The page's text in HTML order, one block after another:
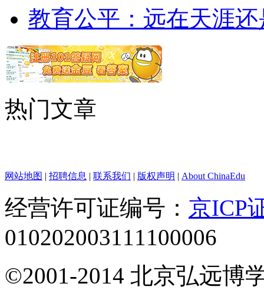
教育公平：远在天涯
热门文章
网站地图 | 招聘信息 | 联系我们 | 版权声明 | About ChinaEdu
经营许可证编号： 京ICP
010202003111100006
©2001-2014 北京弘远博